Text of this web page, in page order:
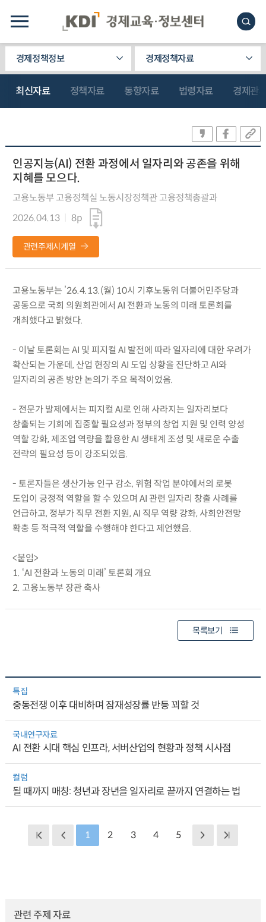
경제정책정보 경제정책자료
최신자료 정책자료 동향자료 법령자료 경제관
인공지능(AI) 전환 과정에서 일자리와 공존을 위해
지혜를 모으다.
고용노동부 고용정책실 노동시장정책관 고용정책총괄과
2026.04.13
8p
관련주제시계열
고용노동부는 ’26.4.13.(월) 10시 기후노동위 더불어민주당과
공동으로 국회 의원회관에서 AI 전환과 노동의 미래 토론회를
개최했다고 밝혔다.
- 이날 토론회는 AI 및 피지컬 AI 발전에 따라 일자리에 대한 우려가
확산되는 가운데, 산업 현장의 AI 도입 상황을 진단하고 AI와
일자리의 공존 방안 논의가 주요 목적이었음.
- 전문가 발제에서는 피지컬 AI로 인해 사라지는 일자리보다
창출되는 기회에 집중할 필요성과 정부의 창업 지원 및 인력 양성
역할 강화, 제조업 역량을 활용한 AI 생태계 조성 및 새로운 수출
전략의 필요성 등이 강조되었음.
- 토론자들은 생산가능 인구 감소, 위험 작업 분야에서의 로봇
도입이 긍정적 역할을 할 수 있으며 AI 관련 일자리 창출 사례를
언급하고, 정부가 직무 전환 지원, AI 직무 역량 강화, 사회안전망
확충 등 적극적 역할을 수행해야 한다고 제언했음.
<붙임>
1. ‘AI 전환과 노동의 미래’ 토론회 개요
2. 고용노동부 장관 축사
목록보기
특집
중동전쟁 이후 대비하며 잠재성장률 반등 꾀할 것
국내연구자료
AI 전환 시대 핵심 인프라, 서버산업의 현황과 정책 시사점
컬럼
될 때까지 매칭: 청년과 장년을 일자리로 끝까지 연결하는 법
1 2 3 4 5
관련 주제 자료